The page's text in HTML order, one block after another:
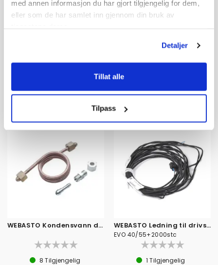
med annen informasjon du har gjort tilgjengelig for dem,
eller som de har samlet inn gjennom din bruk av
Detaljer
Tillat alle
Tilpass
WEBASTO Isolasjon til eksosslange 50 mm
Omgående
335,-
WEBASTO Kabelsats
2 890,-
WEBASTO Kondensvann dreneringskitt
8 Tilgjengelig
WEBASTO Ledning til drivstoffpumpe
EVO 40/55+2000stc
1 Tilgjengelig